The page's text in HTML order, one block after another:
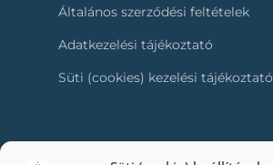
Általános szerződési feltételek
Adatkezelési tájékoztató
Süti (cookies) kezelési tájékoztató
RÓLUNK